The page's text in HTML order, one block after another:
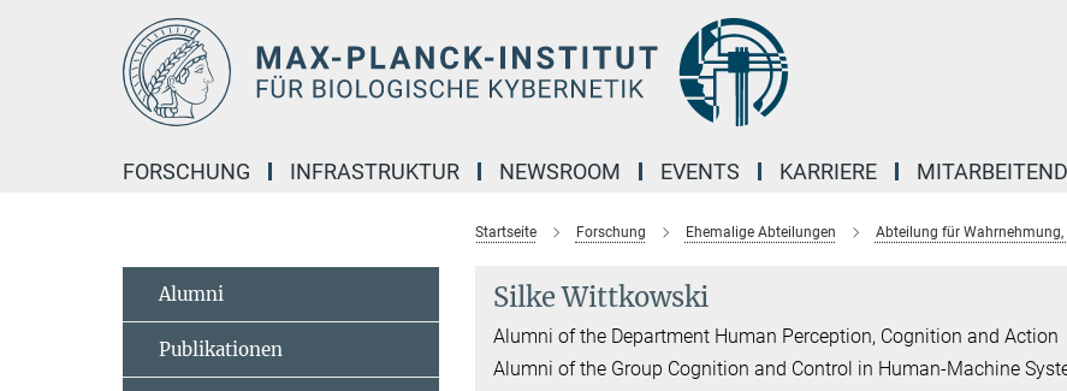
FORSCHUNG INFRASTRUKTUR NEWSROOM EVENTS KARRIERE
Startseite Forschung Ehemalige Abteilungen Abteilung für
Silke Wittkowski
Alumni of the Department Human Perception, Cognition and Action
Alumni of the Group Cognition and Control in Human-Machine
Alumni
Publikationen